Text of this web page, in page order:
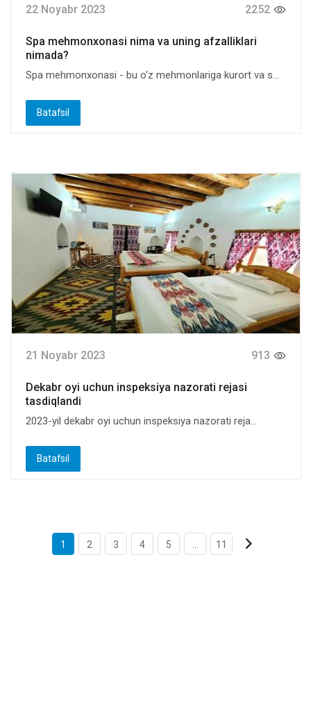
22 Noyabr 2023 2252
Spa mehmonxonasi nima va uning afzalliklari
nimada?
Spa mehmonxonasi - bu o‘z mehmonlariga kurort va s...
Batafsil
21 Noyabr 2023 913
Dekabr oyi uchun inspeksiya nazorati rejasi
tasdiqlandi
2023-yil dekabr oyi uchun inspeksiya nazorati reja...
Batafsil
1 2 3 4 5 11